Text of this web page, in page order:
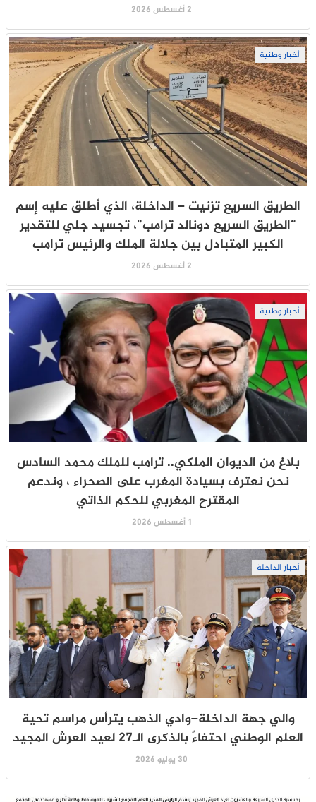
2 أغسطس 2026
أخبار وطنية
الطريق السريع تزنيت – الداخلة، الذي أطلق عليه إسم
“الطريق السريع دونالد ترامب”، تجسيد جلي للتقدير
الكبير المتبادل بين جلالة الملك والرئيس ترامب
2 أغسطس 2026
أخبار وطنية
بلاغ من الديوان الملكي.. ترامب للملك محمد السادس
نحن نعترف بسيادة المغرب على الصحراء ، وندعم
المقترح المغربي للحكم الذاتي
1 أغسطس 2026
أخبار الداخلة
والي جهة الداخلة–وادي الذهب يترأس مراسم تحية
العلم الوطني احتفاءً بالذكرى الـ27 لعيد العرش المجيد
30 يوليو 2026